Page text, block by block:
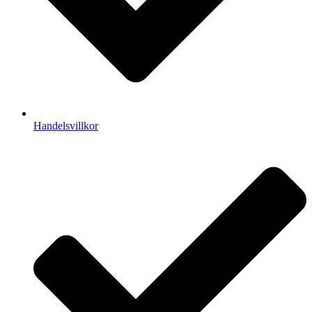
Handelsvillkor